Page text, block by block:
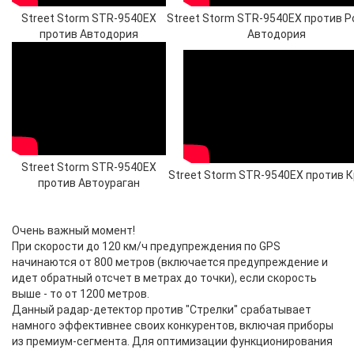
Street Storm STR-9540EX
против Автодория
Street Storm STR-9540EX против
Автодория
Street Storm STR-9540EX
против Автоураган
Street Storm STR-9540EX против
Очень важный момент!
При скорости до 120 км/ч предупреждения по GPS
начинаются от 800 метров (включается предупреждение и
идет обратный отсчет в метрах до точки), если скорость
выше - то от 1200 метров.
Данный радар-детектор против "Стрелки" срабатывает
намного эффективнее своих конкурентов, включая приборы
из премиум-сегмента. Для оптимизации функционирования